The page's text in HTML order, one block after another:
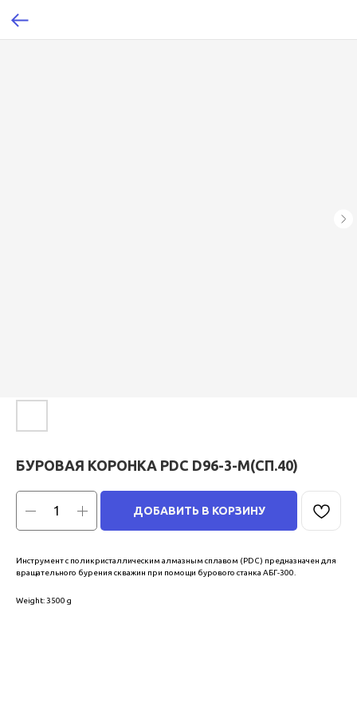
БУРОВАЯ КОРОНКА PDC D96-3-М(СП.40)
ДОБАВИТЬ В КОРЗИНУ
Инструмент с поликристаллическим алмазным сплавом (PDC) предназначен для
вращательного бурения скважин при помощи бурового станка АБГ-300.
Weight: 3500 g